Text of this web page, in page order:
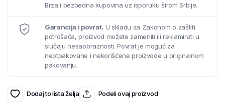
Brza i bezbedna kupovina uz isporuku širom Srbije.
Garancija i povrat. U skladu sa Zakonom o zaštiti
potrošača, proizvod možete zameniti ili reklamirati u
slučaju nesaobraznosti. Povrat je moguć za
neotpakovane i nekorišćene proizvode u originalnom
pakovanju.
Dodaj to lista želja Podeli ovaj proizvod